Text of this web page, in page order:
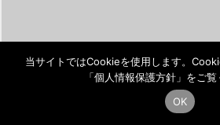
当サイトではCookieを使用します。
「個人情報保護方針 」をご覧
OK